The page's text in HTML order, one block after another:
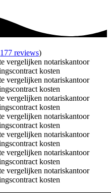
177 reviews)